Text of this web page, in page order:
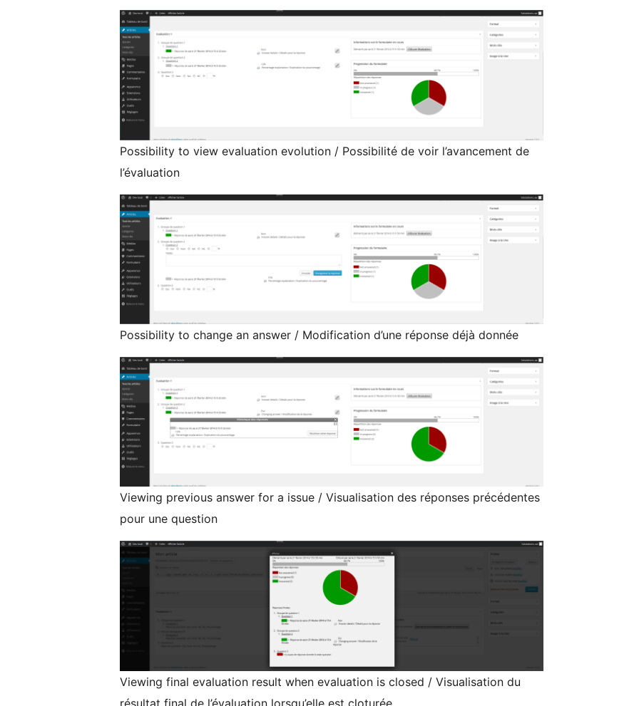
Possibility to view evaluation evolution / Possibilité de voir l’avancement de
l’évaluation
Possibility to change an answer / Modification d’une réponse déjà donnée
Viewing previous answer for a issue / Visualisation des réponses précédentes
pour une question
Viewing final evaluation result when evaluation is closed / Visualisation du